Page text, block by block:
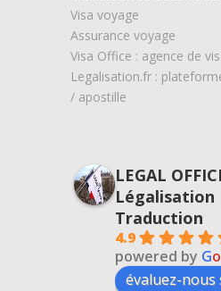
Visa voyage
Assurance voyage
Visa Office : agence de
Legalisation.fr :
/ apostille
LEGAL
Traduction
4.9
powered by Go
évaluez-nous